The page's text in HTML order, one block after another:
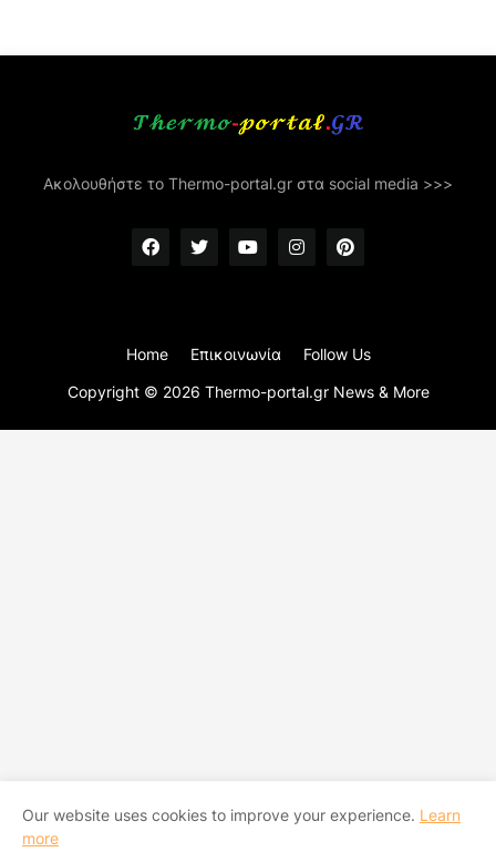
Ακολουθήστε το Thermo-portal.gr στα social media >>>
Copyright © 2026 Thermo-portal.gr News & More
Home Επικοινωνία Follow Us
Our website uses cookies to improve your experience. Learn
more